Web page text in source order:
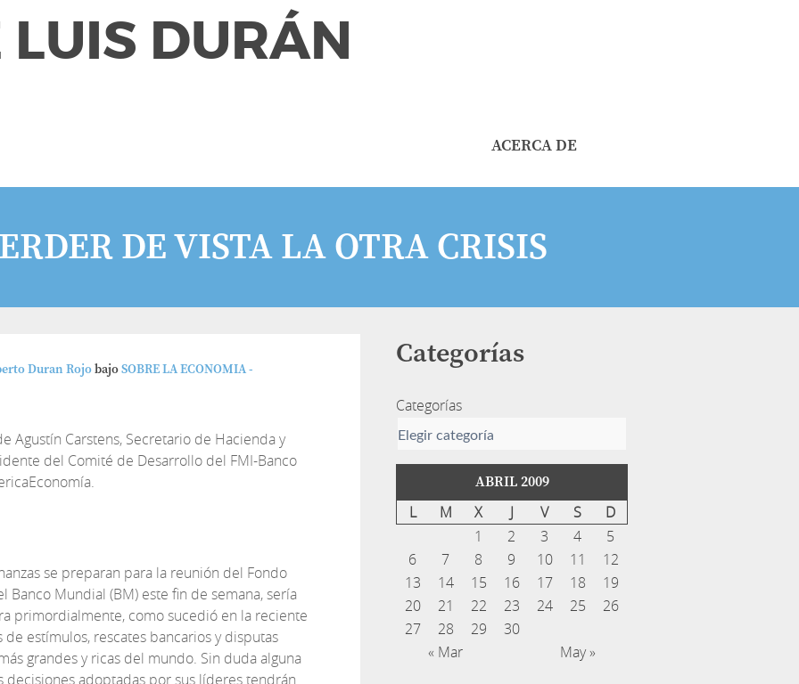
LUIS DURÁN
ACERCA DE
DE VISTA LA OTRA CRISIS
Duran RojobajoSOBRE LA ECONOMIA -
Agustín Carstens, Secretario de Hacienda y
del Comité de Desarrollo del FMI-Banco
se preparan para la reunión del Fondo
Banco Mundial (BM) este fin de semana, sería
primordialmente, como sucedió en la reciente
estímulos, rescates bancarios y disputas
grandes y ricas del mundo. Sin duda alguna
decisiones adoptadas por sus líderes tendrán
Categorías
Categorías
ABRIL 2009
L M X J V S D
« Mar May »
1 2 3 4
5
6
7 8 9 10 11
12
13
14 15 16 17 18
19
20
21 22 23 24 25
26
27
28 29 30